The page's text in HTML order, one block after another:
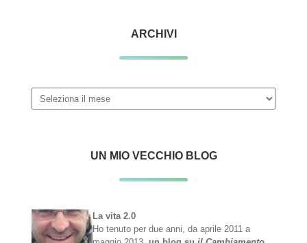
ARCHIVI
Archivi
UN MIO VECCHIO BLOG
La vita 2.0
Ho tenuto per due anni, da aprile 2011 a